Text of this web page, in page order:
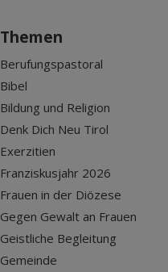
Themen
Berufungspastoral
Bibel
Bildung und Religion
Denk Dich Neu Tirol
Exerzitien
Franziskusjahr 2026
Frauen in der Diözese
Gegen Gewalt an Frauen
Geistliche Begleitung
Gemeinde